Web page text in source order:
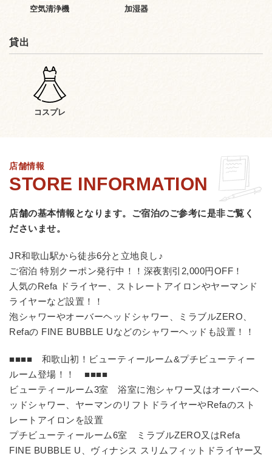
空気清浄機 加湿器
貸出
コスプレ
店舗情報
店舗の基本情報となります。 ご宿泊のご参考に是非ご覧く
ださいませ。
JR和歌山駅から徒歩6分と立地良し♪
ご宿泊 特別クーポン発行中！！深夜割引2,000円OFF！
人気のRefa ドライヤー、ストレートアイロンやヤーマンド
ライヤーなど設置！！
泡シャワーやオーバーヘッドシャワー、ミラブルZERO、
Refaの FINE BUBBLE Uなどのシャワーヘッドも設置！！
■■■■ 和歌山初！ビューティールーム&プチビューティー
ルーム登場！！ ■■■■
ビューティールーム3室 浴室に泡シャワー又はオーバーヘ
ッドシャワー、ヤーマンのリフトドライヤーやRefaのスト
レートアイロンを設置
プチビューティールーム6室 ミラブルZERO又はRefa
FINE BUBBLE U、ヴィナシス スリムフィットドライヤー又